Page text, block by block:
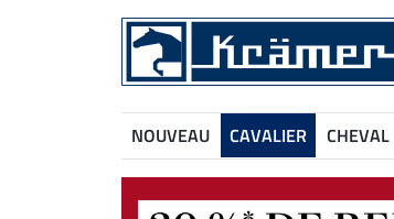
NOUVEAU CAVALIER CHEVAL